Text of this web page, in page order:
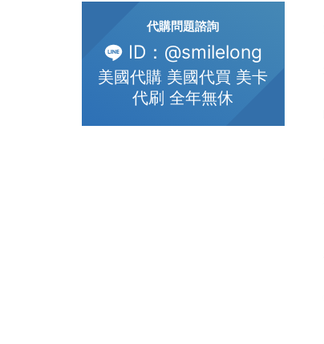
代購問題諮詢
ID：@smilelong
美國代購 美國代買 美卡
代刷 全年無休